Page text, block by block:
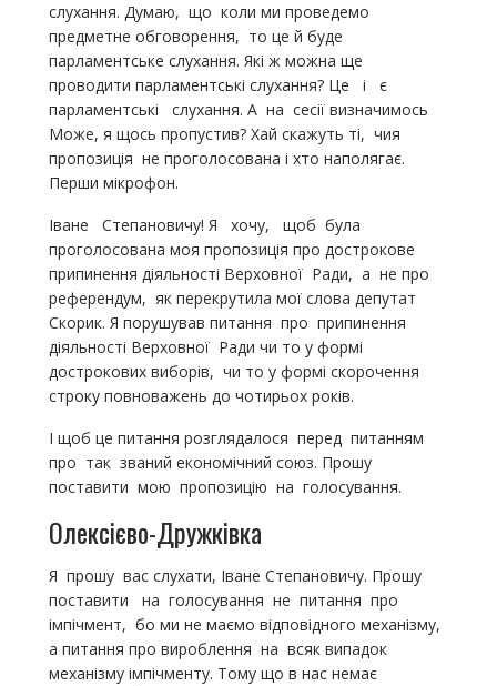
слухання. Думаю, що коли ми проведемо
предметне обговорення, то це й буде
парламентське слухання. Які ж можна ще
проводити парламентські слухання? Це і є
парламентські слухання. А на сесії визначимось
Може, я щось пропустив? Хай скажуть ті, чия
пропозиція не проголосована і хто наполягає.
Перши мікрофон.
Іване Степановичу! Я хочу, щоб була
проголосована моя пропозиція про дострокове
припинення діяльності Верховної Ради, а не про
референдум, як перекрутила мої слова депутат
Скорик. Я порушував питання про припинення
діяльності Верховної Ради чи то у формі
дострокових виборів, чи то у формі скорочення
строку повноважень до чотирьох років.
І щоб це питання розглядалося перед питанням
про так званий економічний союз. Прошу
поставити мою пропозицію на голосування.
Олексієво-Дружківка
Я прошу вас слухати, Іване Степановичу. Прошу
поставити на голосування не питання про
імпічмент, бо ми не маємо відповідного механізму,
а питання про вироблення на всяк випадок
механізму імпічменту. Тому що в нас немає